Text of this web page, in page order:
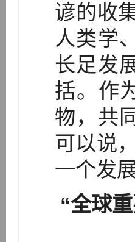
谚的收
人类学
长足发
括。作
物，共
可以说
一个发展
“全球